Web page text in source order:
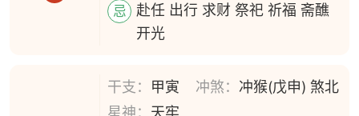
忌
赴任 出行 求财 祭祀 祈福 斋醮
开光
干支： 甲寅 冲煞： 冲猴(戊申) 煞北
星神： 天牢